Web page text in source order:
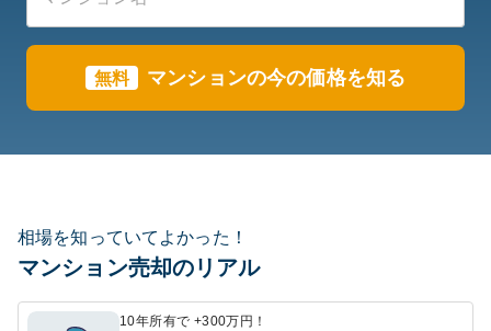
無料 マンションの今の価格を知る
相場を知っていてよかった！
マンション売却のリアル
10年所有で +300万円！